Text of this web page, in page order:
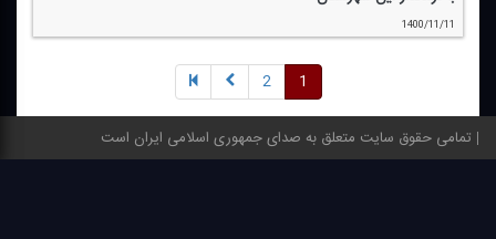
1400/11/11
1
2
تمامی حقوق سایت متعلق به صدای جمهوری اسلامی ایران است